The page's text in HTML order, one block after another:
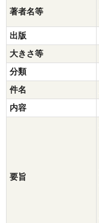
著者名等
出版
大きさ等
分類
件名
内容
要旨